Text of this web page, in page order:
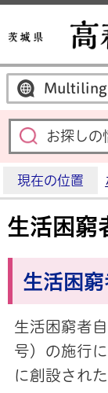
現在の位置
生活困窮
生活困
生活困窮者
号）の施行
に創設され